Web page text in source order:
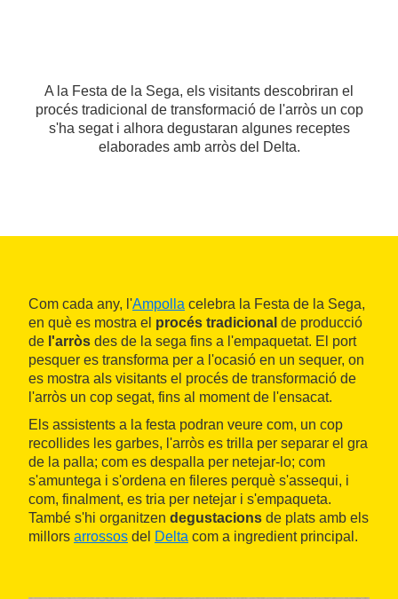
A la Festa de la Sega, els visitants descobriran el
procés tradicional de transformació de l'arròs un cop
s'ha segat i alhora degustaran algunes receptes
elaborades amb arròs del Delta.
Com cada any, l'Ampolla celebra la Festa de la Sega,
en què es mostra el procés tradicional de producció
de l'arròs des de la sega fins a l'empaquetat. El port
pesquer es transforma per a l'ocasió en un sequer, on
es mostra als visitants el procés de transformació de
l'arròs un cop segat, fins al moment de l'ensacat.
Els assistents a la festa podran veure com, un cop
recollides les garbes, l'arròs es trilla per separar el gra
de la palla; com es despalla per netejar-lo; com
s'amuntega i s'ordena en fileres perquè s'assequi, i
com, finalment, es tria per netejar i s'empaqueta.
També s'hi organitzen degustacions de plats amb els
millors arrossos del Delta com a ingredient principal.